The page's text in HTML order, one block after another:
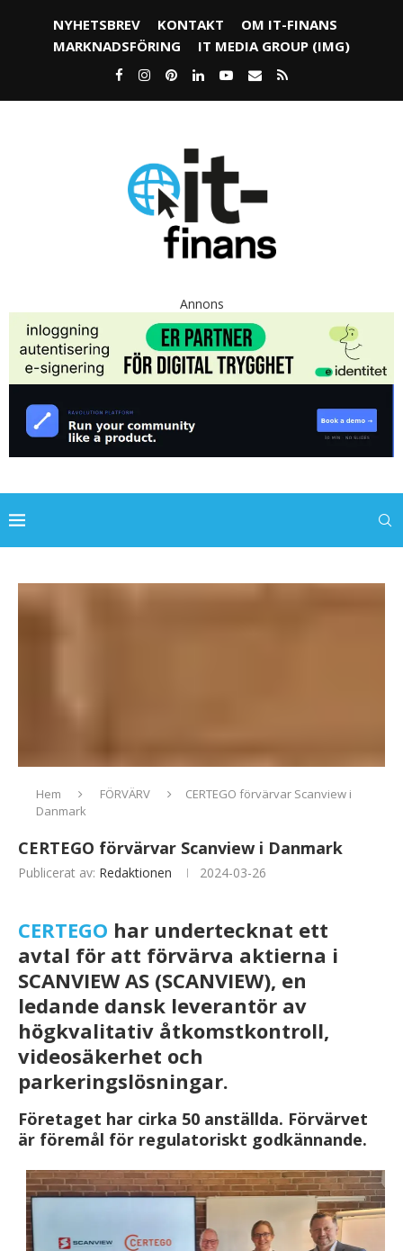
NYHETSBREV KONTAKT
OM IT-FINANS
MARKNADSFÖRING
IT MEDIA GROUP (IMG)
Annons
Hem FÖRVÄRV
CERTEGO förvärvar Scanview i
Danmark
CERTEGO förvärvar Scanview i Danmark
Publicerat av: Redaktionen 2024-03-26
CERTEGO har undertecknat ett
avtal för att förvärva aktierna i
SCANVIEW AS (SCANVIEW), en
ledande dansk leverantör av
högkvalitativ åtkomstkontroll,
videosäkerhet och
parkeringslösningar.
Företaget har cirka 50 anställda. Förvärvet
är föremål för regulatoriskt godkännande.